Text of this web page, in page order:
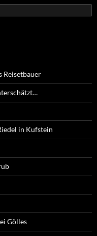
Reisetbauer
in Kufstein
Gölles